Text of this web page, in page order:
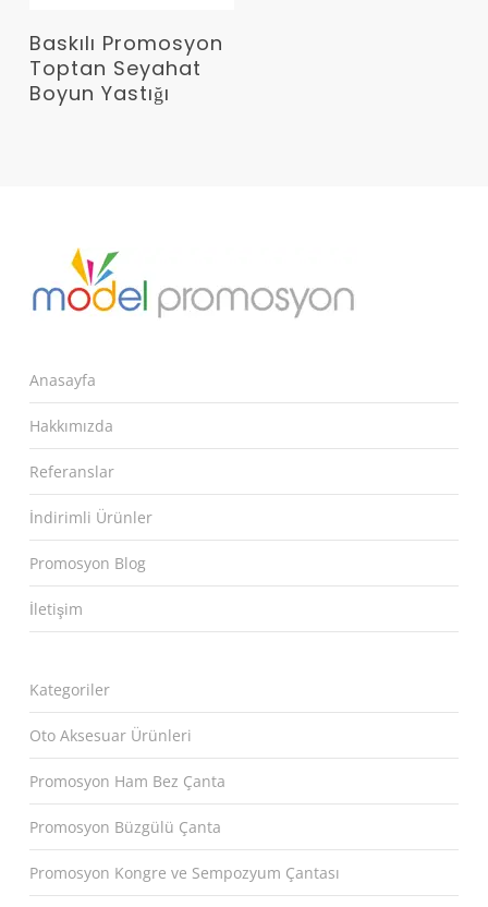
Devamını Oku
Baskılı Promosyon
Toptan Seyahat
Boyun Yastığı
Anasayfa
Hakkımızda
Referanslar
İndirimli Ürünler
Promosyon Blog
İletişim
Kategoriler
Oto Aksesuar Ürünleri
Promosyon Ham Bez Çanta
Promosyon Büzgülü Çanta
Promosyon Kongre ve Sempozyum Çantası